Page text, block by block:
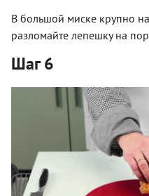
В большой миске крупно
разломайте лепешку на
Шаг 6